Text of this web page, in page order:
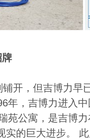
牌
铺开，但吉博力早
年，吉博力进入
苑公寓，是吉博
实的巨大进步。